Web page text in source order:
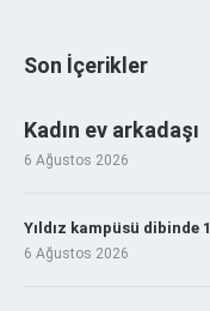
Son İçerikler
Kadın ev arkadaşı
6 Ağustos 2026
Yıldız kampüsü dibinde
6 Ağustos 2026